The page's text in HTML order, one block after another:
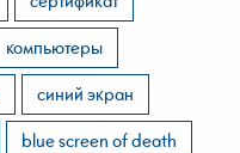
компьютеры
синий экран
blue screen of death